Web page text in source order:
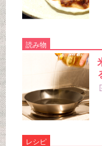
読み物
レシピ